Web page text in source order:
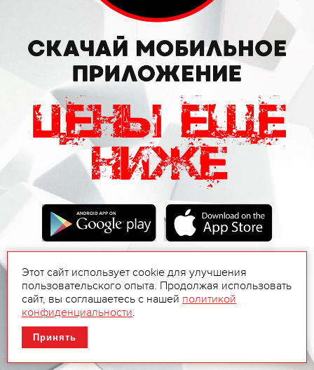
Этот сайт использует cookie для улучшения
пользовательского опыта. Продолжая использовать
сайт, вы соглашаетесь с нашей политикой
конфиденциальности.
Принять